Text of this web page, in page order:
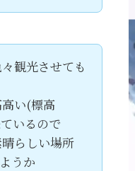
観光させても
い(標高
いるので
らしい場所
うか